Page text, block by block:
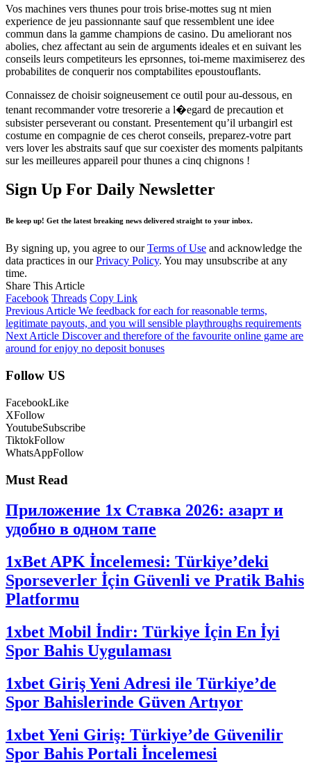
Vos machines vers thunes pour trois brise-mottes sug nt mien
experience de jeu passionnante sauf que ressemblent une idee
commun dans la gamme champions de casino. Du ameliorant nos
abolies, chez affectant au sein de arguments ideales et en suivant les
conseils leurs competiteurs les eprsonnes, toi-meme maximiserez des
probabilites de conquerir nos comptabilites epoustouflants.
Connaissez de choisir soigneusement ce outil pour au-dessous, en
tenant recommander votre tresorerie a l�egard de precaution et
subsister perseverant ou constant. Presentement qu’il urbangirl est
costume en compagnie de ces cherot conseils, preparez-votre part
vers lover les abstraits sauf que sur coexister des moments palpitants
sur les meilleures appareil pour thunes a cinq chignons !
Sign Up For Daily Newsletter
Be keep up! Get the latest breaking news delivered straight to your inbox.
By signing up, you agree to ourTerms of Use and acknowledge the
data practices in ourPrivacy Policy. You may unsubscribe at any
time.
Share This Article
Facebook Threads Copy Link
Previous Article We feedback for each for reasonable terms,
legitimate payouts, and you will sensible playthroughs requirements
Next Article Discover and therefore of the favourite online game are
around for enjoy no deposit bonuses
Follow US
FacebookLike
XFollow
YoutubeSubscribe
TiktokFollow
WhatsAppFollow
Must Read
Приложение 1x Ставка 2026: азарт и
удобно в одном тапе
1xBet APK İncelemesi: Türkiye’deki
Sporseverler İçin Güvenli ve Pratik Bahis
Platformu
1xbet Mobil İndir: Türkiye İçin En İyi
Spor Bahis Uygulaması
1xbet Giriş Yeni Adresi ile Türkiye’de
Spor Bahislerinde Güven Artıyor
1xbet Yeni Giriş: Türkiye’de Güvenilir
Spor Bahis Portali İncelemesi